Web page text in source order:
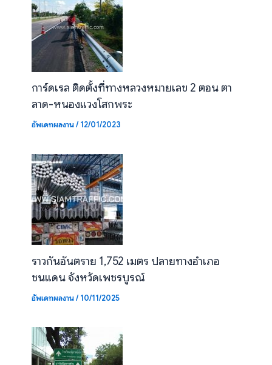
การ์ดเรล ติดตั้งที่ทางหลวงหมายเลข 2 ตอน ตา
ลาด-หนองแวงโสกพระ
อัพเดทผลงาน/12/01/2023
ราวกันอันตราย 1,752 เมตร ปลายทางอำเภอ
ชนแดน จังหวัดเพชรบูรณ์
อัพเดทผลงาน/10/11/2025